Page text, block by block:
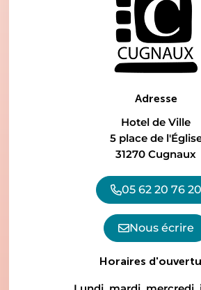
Adresse
Hotel de Ville
5 place de
31270 Cugnaux
05 62 20 76 20
Nous écrire
Horaires